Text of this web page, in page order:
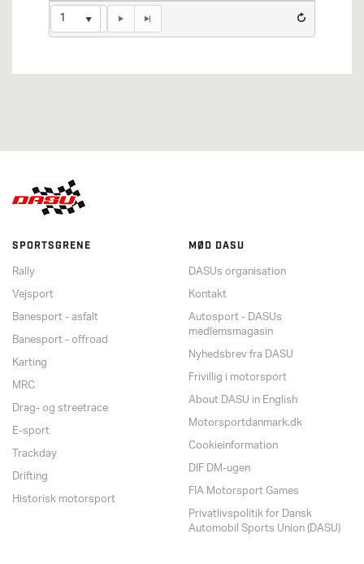
1
SPORTSGRENE
Rally
Vejsport
Banesport - asfalt
Banesport - offroad
Karting
MRC
Drag- og streetrace
E-sport
Trackday
Drifting
Historisk motorsport
MØD DASU
DASUs organisation
Kontakt
Autosport - DASUs
medlemsmagasin
Nyhedsbrev fra DASU
Frivillig i motorsport
About DASU in English
Motorsportdanmark.dk
Cookieinformation
DIF DM-ugen
FIA Motorsport Games
Privatlivspolitik for Dansk
Automobil Sports Union (DASU)